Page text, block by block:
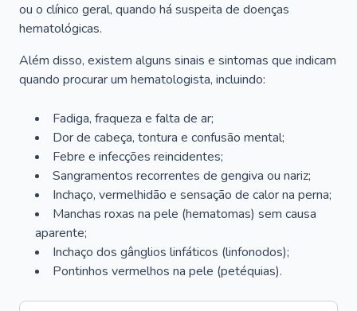
ou o clínico geral, quando há suspeita de doenças
hematológicas.
Além disso, existem alguns sinais e sintomas que indicam
quando procurar um hematologista, incluindo:
Fadiga, fraqueza e falta de ar;
Dor de cabeça, tontura e confusão mental;
Febre e infecções reincidentes;
Sangramentos recorrentes de gengiva ou nariz;
Inchaço, vermelhidão e sensação de calor na perna;
Manchas roxas na pele (hematomas) sem causa
aparente;
Inchaço dos gânglios linfáticos (linfonodos);
Pontinhos vermelhos na pele (petéquias).